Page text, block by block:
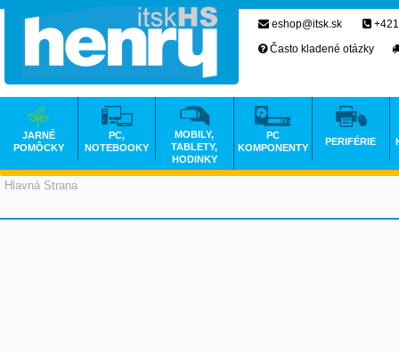
Hlavná Strana
eshop@itsk.sk
Často kladené otázky
JARNÉ
POMÔCKY
PC,
NOTEBOOKY
MOBILY,
TABLETY,
HODINKY
PC
KOMPONENTY
PERIFÉRIE